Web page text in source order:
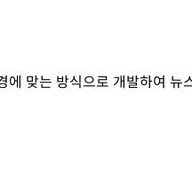
맞는 방식으로 개발하여 뉴